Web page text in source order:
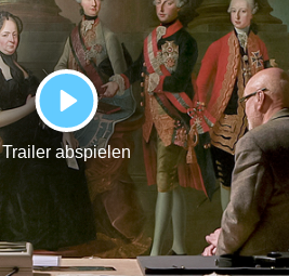
PLAY
Trailer abspielen